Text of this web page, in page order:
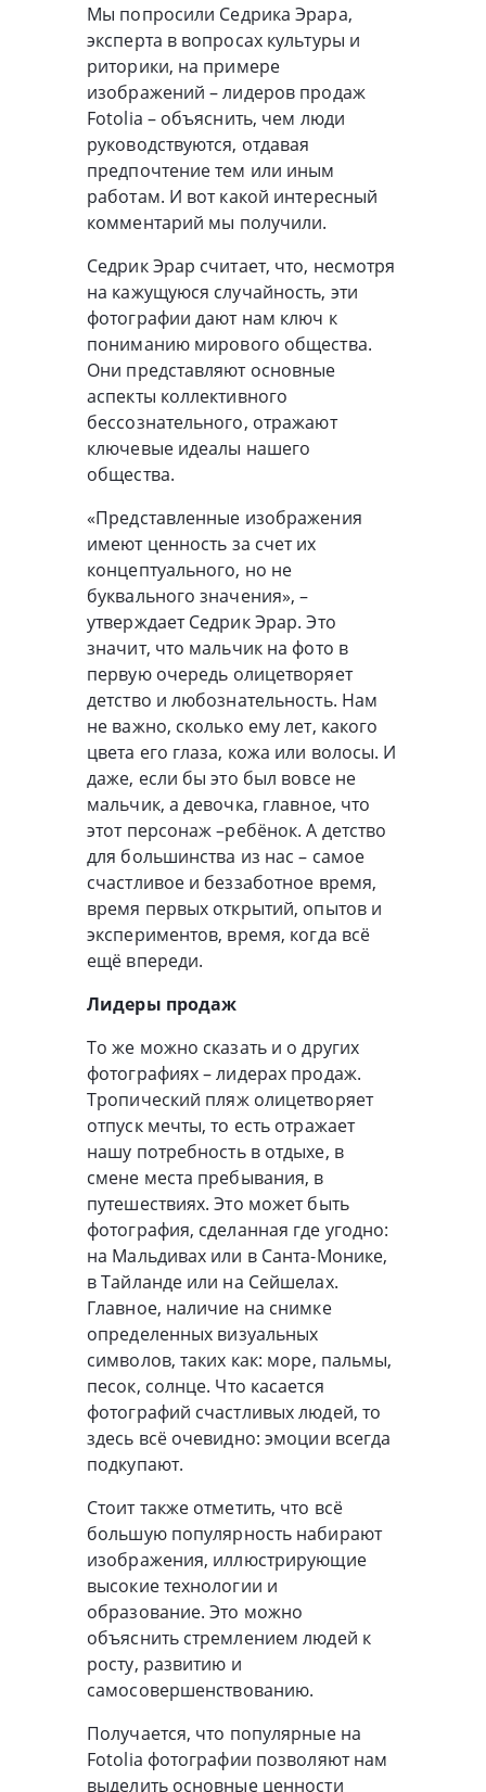
Мы попросили Седрика Эрара,
эксперта в вопросах культуры и
риторики, на примере
изображений – лидеров продаж
Fotolia – объяснить, чем люди
руководствуются, отдавая
предпочтение тем или иным
работам. И вот какой интересный
комментарий мы получили.
Седрик Эрар считает, что, несмотря
на кажущуюся случайность, эти
фотографии дают нам ключ к
пониманию мирового общества.
Они представляют основные
аспекты коллективного
бессознательного, отражают
ключевые идеалы нашего
общества.
«Представленные изображения
имеют ценность за счет их
концептуального, но не
буквального значения», –
утверждает Седрик Эрар. Это
значит, что мальчик на фото в
первую очередь олицетворяет
детство и любознательность. Нам
не важно, сколько ему лет, какого
цвета его глаза, кожа или волосы. И
даже, если бы это был вовсе не
мальчик, а девочка, главное, что
этот персонаж –ребёнок. А детство
для большинства из нас – самое
счастливое и беззаботное время,
время первых открытий, опытов и
экспериментов, время, когда всё
ещё впереди.
Лидеры продаж
То же можно сказать и о других
фотографиях – лидерах продаж.
Тропический пляж олицетворяет
отпуск мечты, то есть отражает
нашу потребность в отдыхе, в
смене места пребывания, в
путешествиях. Это может быть
фотография, сделанная где угодно:
на Мальдивах или в Санта-Монике,
в Тайланде или на Сейшелах.
Главное, наличие на снимке
определенных визуальных
символов, таких как: море, пальмы,
песок, солнце. Что касается
фотографий счастливых людей, то
здесь всё очевидно: эмоции всегда
подкупают.
Стоит также отметить, что всё
большую популярность набирают
изображения, иллюстрирующие
высокие технологии и
образование. Это можно
объяснить стремлением людей к
росту, развитию и
самосовершенствованию.
Получается, что популярные на
Fotolia фотографии позволяют нам
выделить основные ценности